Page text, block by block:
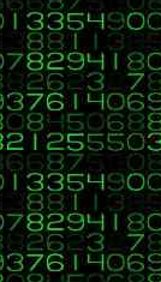
(1808-1865)
2006 comprometidos